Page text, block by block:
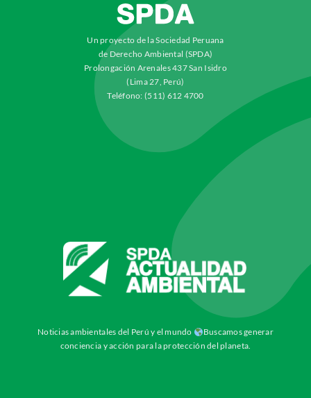
Un proyecto de la Sociedad Peruana
de Derecho Ambiental (SPDA)
Prolongación Arenales 437 San Isidro
(Lima 27, Perú)
Teléfono: (511) 612 4700
Noticias ambientales del Perú y el mundo
Buscamos generar
conciencia y acción para la protección del planeta.